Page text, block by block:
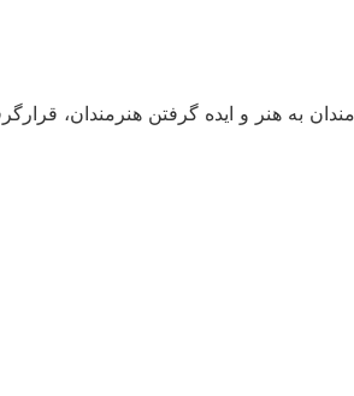
به هنر و ایده گرفتن هنرمندان،